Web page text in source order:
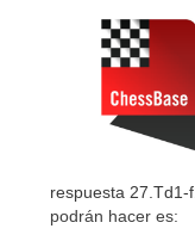
respuesta
podrán hacer es: